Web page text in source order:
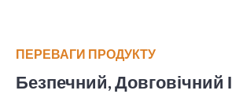
ПЕРЕВАГИ ПРОДУКТУ
Безпечний, Довговічний І